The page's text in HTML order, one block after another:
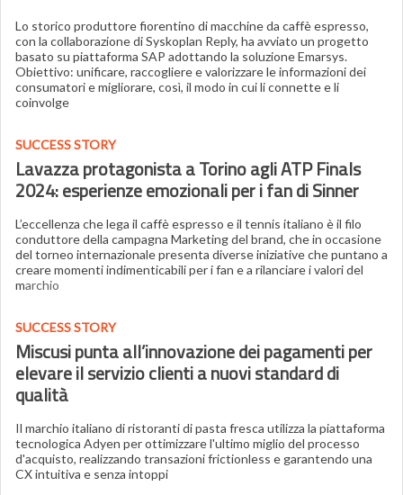
Lo storico produttore fiorentino di macchine da caffè espresso,
con la collaborazione di Syskoplan Reply, ha avviato un progetto
basato su piattaforma SAP adottando la soluzione Emarsys.
Obiettivo: unificare, raccogliere e valorizzare le informazioni dei
consumatori e migliorare, così, il modo in cui li connette e li
coinvolge
SUCCESS STORY
Lavazza protagonista a Torino agli ATP Finals
2024: esperienze emozionali per i fan di Sinner
L’eccellenza che lega il caffè espresso e il tennis italiano è il filo
conduttore della campagna Marketing del brand, che in occasione
del torneo internazionale presenta diverse iniziative che puntano a
creare momenti indimenticabili per i fan e a rilanciare i valori del
marchio
SUCCESS STORY
Miscusi punta all’innovazione dei pagamenti per
elevare il servizio clienti a nuovi standard di
qualità
Il marchio italiano di ristoranti di pasta fresca utilizza la piattaforma
tecnologica Adyen per ottimizzare l'ultimo miglio del processo
d'acquisto, realizzando transazioni frictionless e garantendo una
CX intuitiva e senza intoppi